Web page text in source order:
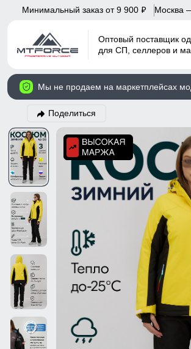
Минимальный заказ от 9 900 p Москва
Оптовый поставщик
для СП, селлеров и
Мы не продаем на маркетплейсах
Поделиться